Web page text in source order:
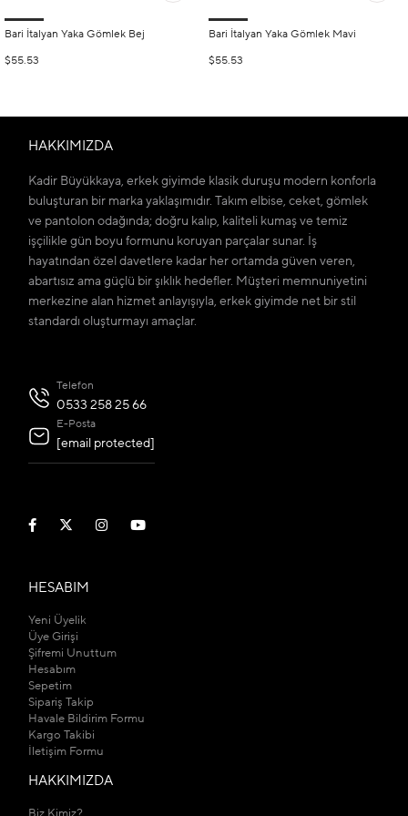
Bari İtalyan Yaka Gömlek Bej
$55.53
Bari İtalyan Yaka Gömlek Mavi
$55.53
HAKKIMIZDA
Kadir Büyükkaya, erkek giyimde klasik duruşu modern konforla
buluşturan bir marka yaklaşımıdır. Takım elbise, ceket, gömlek
ve pantolon odağında; doğru kalıp, kaliteli kumaş ve temiz
işçilikle gün boyu formunu koruyan parçalar sunar. İş
hayatından özel davetlere kadar her ortamda güven veren,
abartısız ama güçlü bir şıklık hedefler. Müşteri memnuniyetini
merkezine alan hizmet anlayışıyla, erkek giyimde net bir stil
standardı oluşturmayı amaçlar.
Telefon
0533 258 25 66
E-Posta
[email protected]
HESABIM
Yeni Üyelik
Üye Girişi
Şifremi Unuttum
Hesabım
Sepetim
Sipariş Takip
Havale Bildirim Formu
Kargo Takibi
İletişim Formu
HAKKIMIZDA
Biz Kimiz?